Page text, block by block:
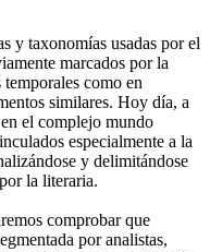
y taxonomías usadas por el
marcados por la
como en
similares. Hoy día, a
el complejo mundo
especialmente a la
y delimitándose
la literaria.
comprobar que
por analistas,